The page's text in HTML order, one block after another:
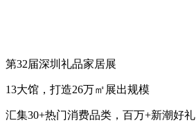
第32届深圳礼品家居展
13大馆，打造26万㎡展出规模
汇集30+热门消费品类，百万+新潮好礼